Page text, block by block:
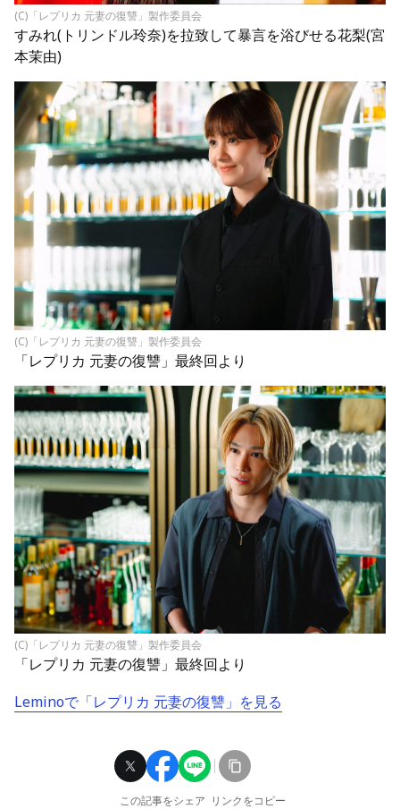
(C)「レプリカ 元妻の復讐」製作委員会
すみれ(トリンドル玲奈)を拉致して暴言を浴びせる花梨(宮
本茉由)
(C)「レプリカ 元妻の復讐」製作委員会
「レプリカ 元妻の復讐」最終回より
(C)「レプリカ 元妻の復讐」製作委員会
「レプリカ 元妻の復讐」最終回より
Leminoで「レプリカ 元妻の復讐」を見る
この記事をシェア リンクをコピー